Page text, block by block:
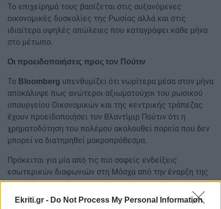
Ekriti.gr - Do Not Process My Personal Information
Το επιχείρημά τους βασίζεται στις αυξανόμενες
οικονομικές δυσκολίες της Ρωσίας αλλά και στις
ιδιαίτερα υψηλές απώλειες που καταγράφει κάθε μήνα
στο μέτωπο.
Οι προειδοποιήσεις προς τον Πούτιν
Το Bloomberg υπενθυμίζει ότι νωρίτερα μέσα στον μήνα
αποκάλυψε πως ανώτεροι αξιωματούχοι του ρωσικού
υπουργείου Οικονομικών και της κεντρικής τράπεζας
έχουν προειδοποιήσει τον Βλαντίμιρ Πούτιν ότι η
χρηματοδότηση του πολέμου ακολουθεί πορεία που δεν
μπορεί να διατηρηθεί μακροπρόθεσμα.
Πρόκειται για μία από τις πιο σαφείς ενδείξεις
εσωτερικών διαφωνιών στη Μόσχα από την έναρξη της
ρωσικής εισβολής.
Μέχρι στιγμής, πάντως, οι προειδοποιήσεις αυτές δεν